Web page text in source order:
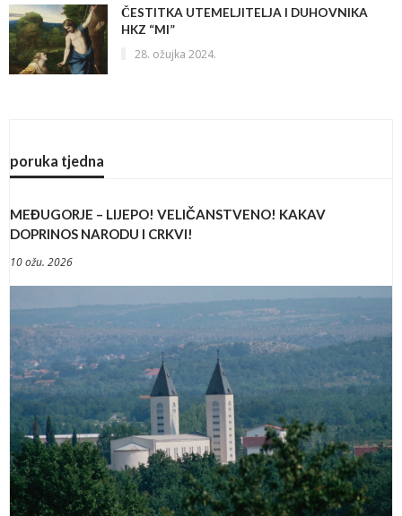
ČESTITKA UTEMELJITELJA I DUHOVNIKA
HKZ “MI”
28. ožujka 2024.
poruka tjedna
MEĐUGORJE – LIJEPO! VELIČANSTVENO! KAKAV
DOPRINOS NARODU I CRKVI!
10 ožu. 2026